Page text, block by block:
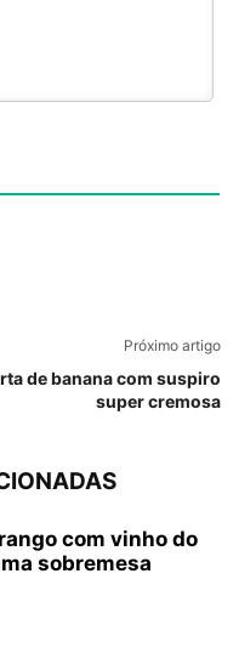
Próximo artigo
de banana com suspiro
super cremosa
com vinho do
sobremesa